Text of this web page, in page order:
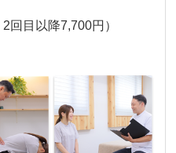
回目以降7,700円）